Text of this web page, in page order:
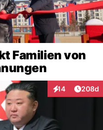
Familien von
14
Interaktionen
208d